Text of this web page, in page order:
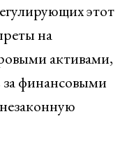
этот
на
активами,
за финансовыми